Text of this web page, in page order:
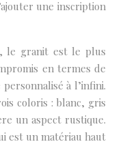
une inscription
le granit est le plus
en termes de
à l’infini.
coloris : blanc, gris
un aspect rustique.
est un matériau haut